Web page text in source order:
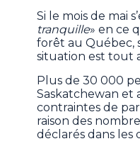
Si le mois de mai
tranquille» en ce
forêt au Québec,
situation est tout
Plus de 30 000
Saskatchewan et
contraintes de
raison des
déclarés dans les